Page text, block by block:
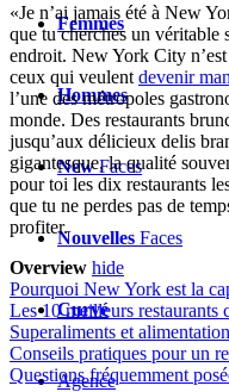
Femmes
Hommes
NewFaces
Nouvelles Faces
Curvé
Agence
«Je n’ai jamais été à New
que tu cherches un véritable
endroit. New York City
ceux qui veulent devenir
l’une des métropoles
monde. Des restaurants
jusqu’aux délicieux delis
gigantesque, la qualité
pour toi les dix restaurants
que tu ne perdes pas de
profiter.
Overview hide
Pourquoi New York est la
Les 10 meilleurs restaurants
Superaliments et
Conseils pratiques pour un
Questions fréquemment